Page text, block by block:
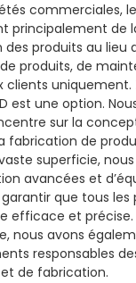
commerciales,
principalement de
produits au lieu
produits, de
uniquement.
est une option.
sur la
fabrication de
superficie,
avancées et
que tous les
efficace et
nous avons
responsables
de fabrication.